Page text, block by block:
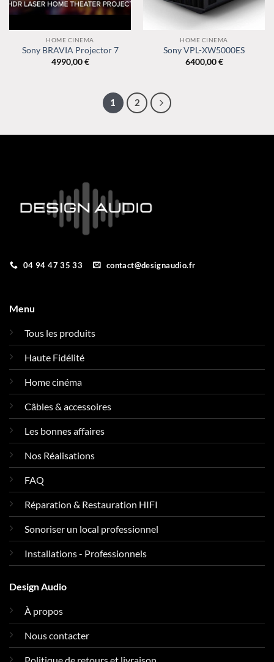
HOME CINEMA
Sony BRAVIA Projector 7
4990,00€
HOME CINEMA
Sony VPL-XW5000ES
6400,00€
1 2
04 94 47 35 33 contact@designaudio.fr
Menu
Tous les produits
Haute Fidélité
Home cinéma
Câbles & accessoires
Les bonnes affaires
Nos Réalisations
FAQ
Réparation & Restauration HIFI
Sonoriser un local professionnel
Installations - Professionnels
Design Audio
À propos
Nous contacter